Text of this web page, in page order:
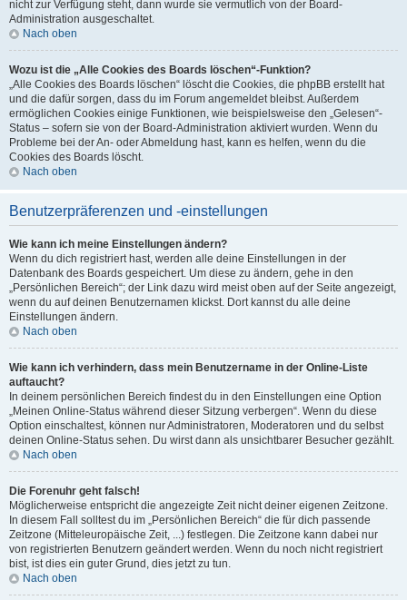
nicht zur Verfügung steht, dann wurde sie vermutlich von der Board-
Administration ausgeschaltet.
Nach oben
Wozu ist die „Alle Cookies des Boards löschen“-Funktion?
„Alle Cookies des Boards löschen“ löscht die Cookies, die phpBB erstellt hat
und die dafür sorgen, dass du im Forum angemeldet bleibst. Außerdem
ermöglichen Cookies einige Funktionen, wie beispielsweise den „Gelesen“-
Status – sofern sie von der Board-Administration aktiviert wurden. Wenn du
Probleme bei der An- oder Abmeldung hast, kann es helfen, wenn du die
Cookies des Boards löscht.
Nach oben
Benutzerpräferenzen und -einstellungen
Wie kann ich meine Einstellungen ändern?
Wenn du dich registriert hast, werden alle deine Einstellungen in der
Datenbank des Boards gespeichert. Um diese zu ändern, gehe in den
„Persönlichen Bereich“; der Link dazu wird meist oben auf der Seite angezeigt,
wenn du auf deinen Benutzernamen klickst. Dort kannst du alle deine
Einstellungen ändern.
Nach oben
Wie kann ich verhindern, dass mein Benutzername in der Online-Liste
auftaucht?
In deinem persönlichen Bereich findest du in den Einstellungen eine Option
„Meinen Online-Status während dieser Sitzung verbergen“. Wenn du diese
Option einschaltest, können nur Administratoren, Moderatoren und du selbst
deinen Online-Status sehen. Du wirst dann als unsichtbarer Besucher gezählt.
Nach oben
Die Forenuhr geht falsch!
Möglicherweise entspricht die angezeigte Zeit nicht deiner eigenen Zeitzone.
In diesem Fall solltest du im „Persönlichen Bereich“ die für dich passende
Zeitzone (Mitteleuropäische Zeit, ...) festlegen. Die Zeitzone kann dabei nur
von registrierten Benutzern geändert werden. Wenn du noch nicht registriert
bist, ist dies ein guter Grund, dies jetzt zu tun.
Nach oben